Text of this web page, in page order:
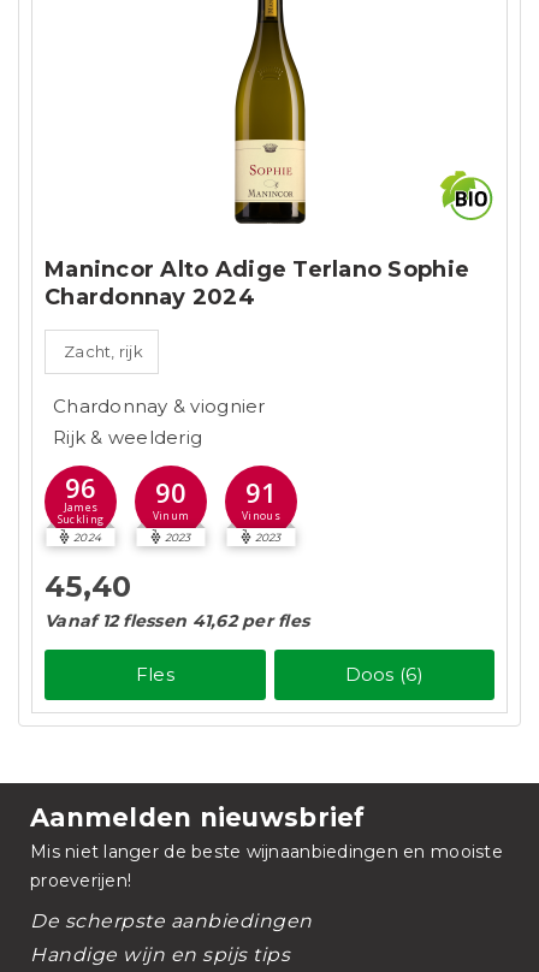
Manincor Alto Adige Terlano Sophie
Chardonnay 2024
Zacht, rijk
Chardonnay & viognier
Rijk & weelderig
96
James
Suckling
2024
90
Vinum
2023
91
Vinous
2023
45,40
Vanaf 12 flessen 41,62 per fles
Fles Doos (6)
Aanmelden nieuwsbrief
Mis niet langer de beste wijnaanbiedingen en mooiste
proeverijen!
De scherpste aanbiedingen
Handige wijn en spijs tips